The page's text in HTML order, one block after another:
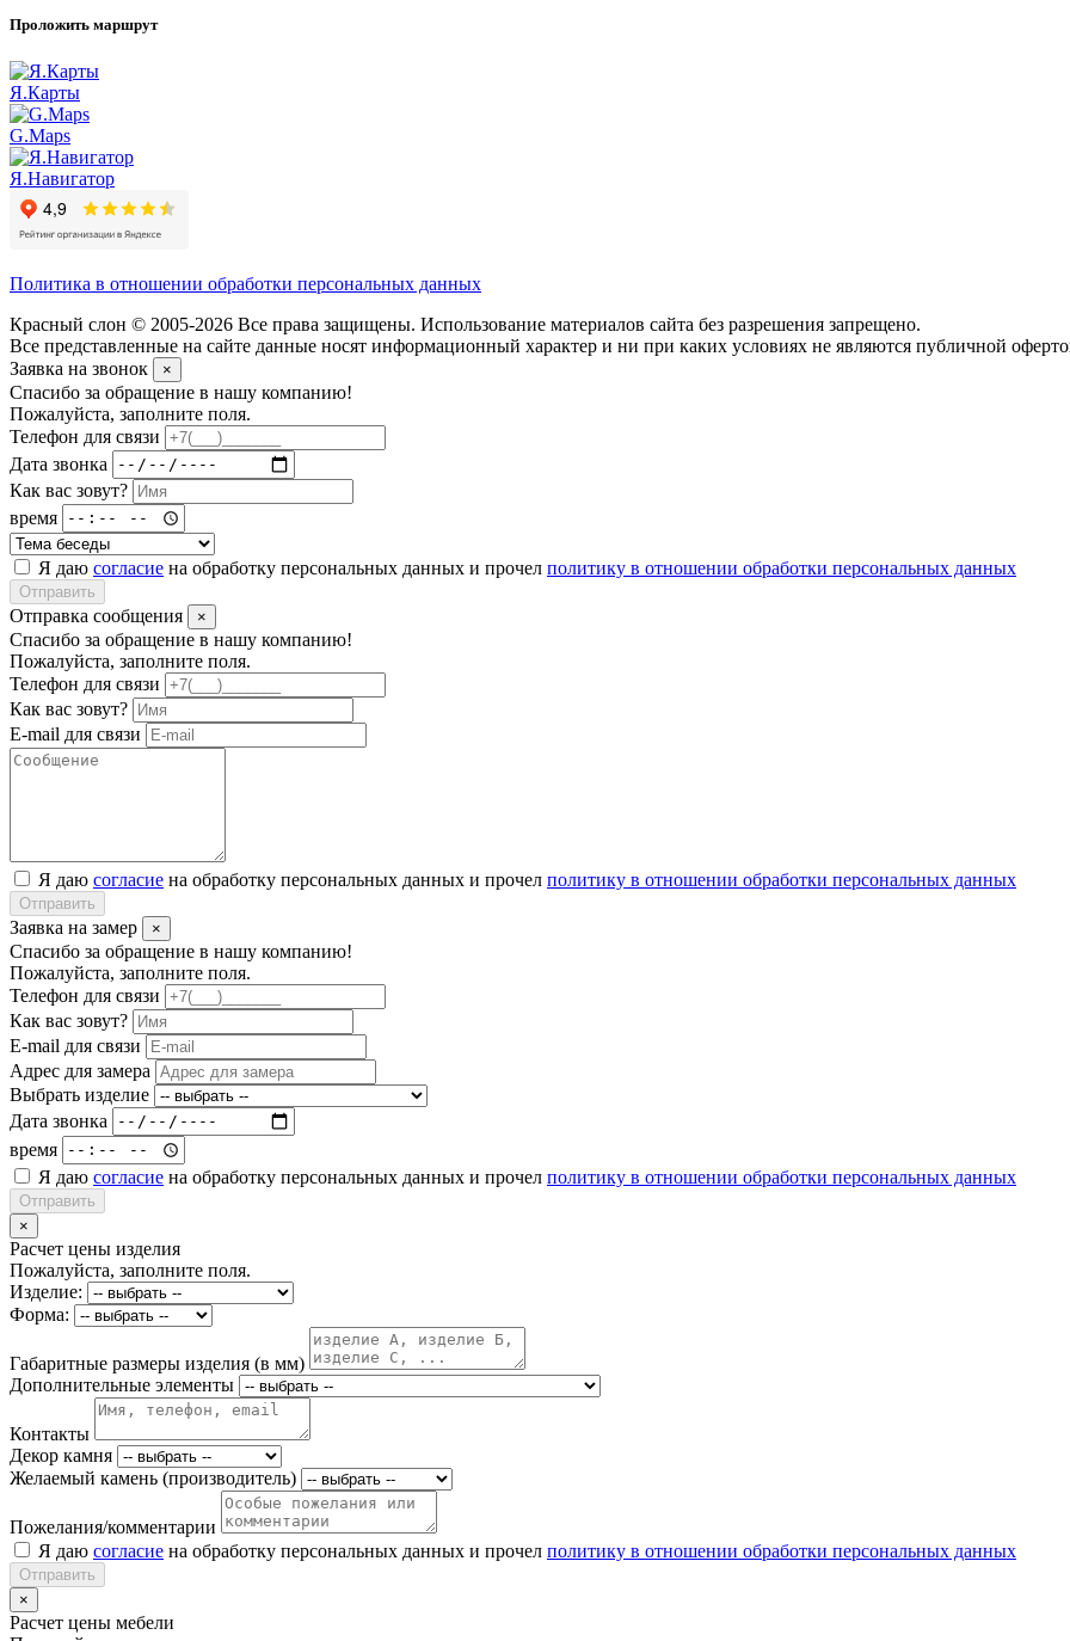
Проложить маршрут
Я.Карты
G.Maps
Я.Навигатор
Политика в отношении обработки персональных данных
Красный слон © 2005-2026 Все права защищены. Использование материалов сайта без разрешения запрещено.
Все представленные на сайте данные носят информационный характер и ни при каких условиях не являются публичной
Заявка на звонок
×
Спасибо за обращение в нашу компанию!
Пожалуйста, заполните поля.
Телефон для связи
Дата звонка
Как вас зовут?
время
Я даю согласие на обработку персональных данных и прочел политику в отношении обработки персональных данных
Отправить
Отправка сообщения ×
Спасибо за обращение в нашу компанию!
Пожалуйста, заполните поля.
Телефон для связи
Как вас зовут?
E-mail для связи
Я даю согласие на обработку персональных данных и прочел политику в отношении обработки персональных данных
Отправить
Заявка на замер ×
Спасибо за обращение в нашу компанию!
Пожалуйста, заполните поля.
Телефон для связи
Как вас зовут?
E-mail для связи
Адрес для замера
Выбрать изделие
Дата звонка
время
Я даю согласие на обработку персональных данных и прочел политику в отношении обработки персональных данных
Отправить
×
Расчет цены изделия
Пожалуйста, заполните поля.
Изделие:
Форма:
Габаритные размеры изделия (в мм)
Дополнительные элементы
Контакты
Декор камня
Желаемый камень (производитель)
Пожелания/комментарии
Я даю согласие на обработку персональных данных и прочел политику в отношении обработки персональных данных
Отправить
×
Расчет цены мебели